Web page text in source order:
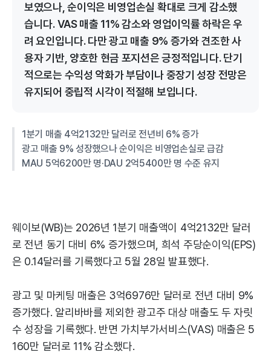
보였으나, 순이익은 비영업손실 확대로 크게 감소했
습니다. VAS 매출 11% 감소와 영업이익률 하락은 우
려 요인입니다. 다만 광고 매출 9% 증가와 견조한 사
용자 기반, 양호한 현금 포지션은 긍정적입니다. 단기
적으로는 수익성 악화가 부담이나 중장기 성장 전망은
유지되어 중립적 시각이 적절해 보입니다.
1분기 매출 4억2132만 달러로 전년비 6% 증가
광고 매출 9% 성장했으나 순이익은 비영업손실로 급감
MAU 5억6200만 명·DAU 2억5400만 명 수준 유지
웨이보(WB)는 2026년 1분기 매출액이 4억2132만 달러
로 전년 동기 대비 6% 증가했으며, 희석 주당순이익(EPS)
은 0.14달러를 기록했다고 5월 28일 발표했다.
광고 및 마케팅 매출은 3억6976만 달러로 전년 대비 9%
증가했다. 알리바바를 제외한 광고주 대상 매출도 두 자릿
수 성장을 기록했다. 반면 가치부가서비스(VAS) 매출은 5
160만 달러로 11% 감소했다.